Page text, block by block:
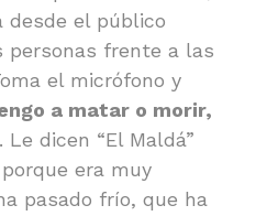
desde el público
personas frente a las
el micrófono y
a matar o morir,
. Le dicen “El Maldá”
era muy
pasado frío, que ha